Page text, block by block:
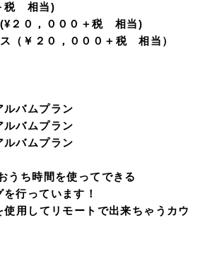
税 相当)
２０，０００＋税 相当)
（￥２０，０００＋税 相当）
バムプラン
バムプラン
バムプラン
うち時間を使ってできる
行っています！
用してリモートで出来ちゃうカウ